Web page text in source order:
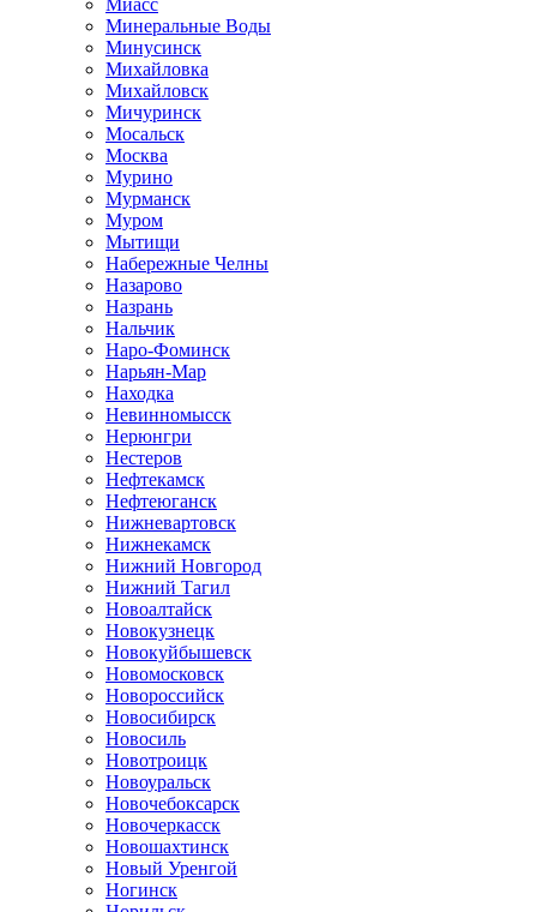
Миасс
Минеральные Воды
Минусинск
Михайловка
Михайловск
Мичуринск
Мосальск
Москва
Мурино
Мурманск
Муром
Мытищи
Набережные Челны
Назарово
Назрань
Нальчик
Наро-Фоминск
Нарьян-Мар
Находка
Невинномысск
Нерюнгри
Нестеров
Нефтекамск
Нефтеюганск
Нижневартовск
Нижнекамск
Нижний Новгород
Нижний Тагил
Новоалтайск
Новокузнецк
Новокуйбышевск
Новомосковск
Новороссийск
Новосибирск
Новосиль
Новотроицк
Новоуральск
Новочебоксарск
Новочеркасск
Новошахтинск
Новый Уренгой
Ногинск